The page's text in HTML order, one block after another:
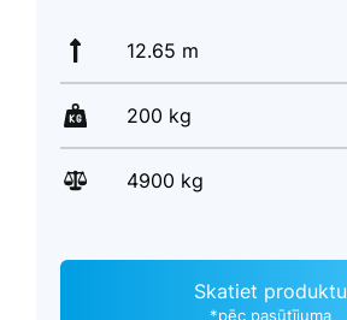
12.65 m
200 kg
4900 kg
Skatiet produktu
*pēc pasūtījuma